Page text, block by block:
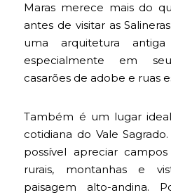
Maras merece mais do
antes de visitar as
uma arquitetura
especialmente em
casarões de adobe e ruas
Também é um lugar
cotidiana do Vale
possível apreciar
rurais, montanhas e
paisagem alto-andina.